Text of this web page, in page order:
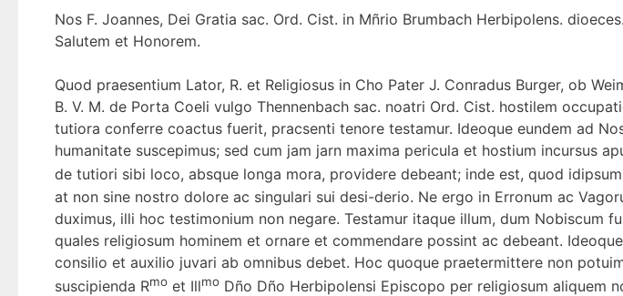
Nos F. Joannes, Dei Gratia sac. Ord. Cist. in Mñrio Brumbach Herbipolens.
Salutem et Honorem.
Quod praesentium Lator, R. et Religiosus in Cho Pater J. Conradus Burger, ob
B. V. M. de Porta Coeli vulgo Thennenbach sac. noatri Ord. Cist. hostilem
tutiora conferre coactus fuerit, pracsenti tenore testamur. Ideoque eundem ad
humanitate suscepimus; sed cum jam jarn maxima pericula et hostium incursus
de tutiori sibi loco, absque longa mora, providere debeant; inde est, quod
at non sine nostro dolore ac singulari sui desi-derio. Ne ergo in Erronum ac
duximus, illi hoc testimonium non negare. Testamur itaque illum, dum Nobiscum
quales religiosum hominem et ornare et commendare possint ac debeant.
consilio et auxilio juvari ab omnibus debet. Hoc quoque praetermittere non
suscipienda Rmo et Illmo Dño Dño Herbipolensi Episcopo per religiosum aliquem